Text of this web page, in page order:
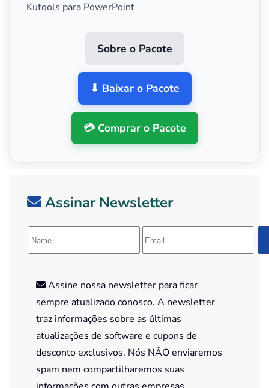
Kutools para PowerPoint
Sobre o Pacote
⬇ Baixar o Pacote
💳 Comprar o Pacote
Assinar Newsletter
Assine nossa newsletter para ficar
sempre atualizado conosco. A newsletter
traz informações sobre as últimas
atualizações de software e cupons de
desconto exclusivos. Nós NÃO enviaremos
spam nem compartilharemos suas